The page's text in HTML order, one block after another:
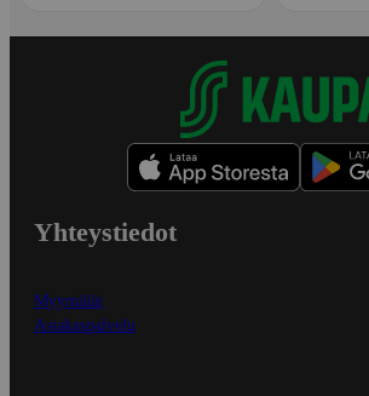
Yhteystiedot
Myymälät
Asiakaspalvelu